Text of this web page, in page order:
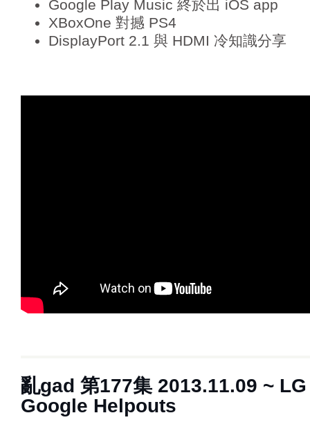
Google Play Music 終於出 iOS app
XBoxOne 對撼 PS4
DisplayPort 2.1 與 HDMI 冷知識分享
亂gad 第177集 2013.11.09 ~
Google Helpouts